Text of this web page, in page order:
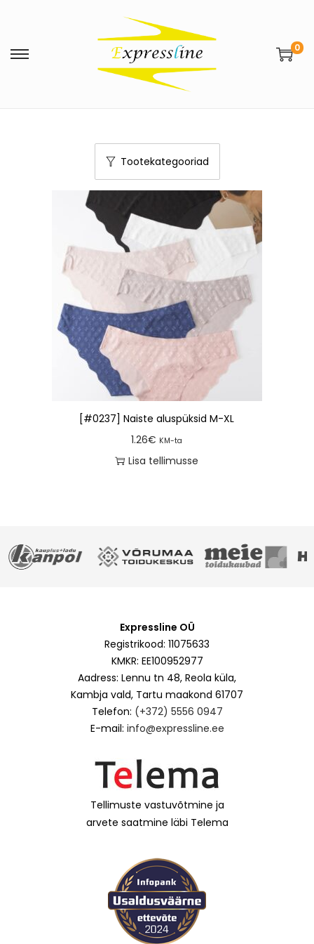
0
Tootekategooriad
[#0237] Naiste aluspüksid M-XL
1.26€ KM-ta
Lisa tellimusse
Expressline OÜ
Registrikood: 11075633
KMKR: EE100952977
Aadress: Lennu tn 48, Reola küla,
Kambja vald, Tartu maakond 61707
Telefon: (+372) 5556 0947
E-mail: info@expressline.ee
Tellimuste vastuvõtmine ja
arvete saatmine läbi Telema